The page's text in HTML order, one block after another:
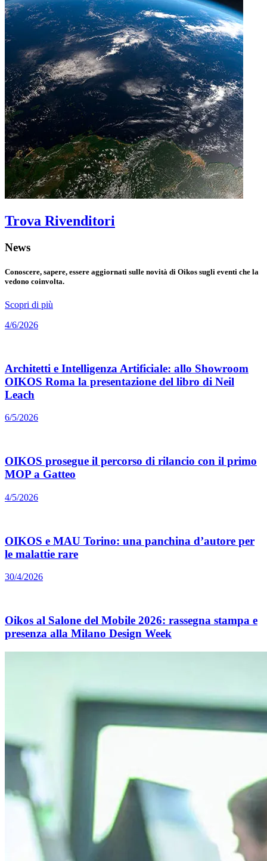
Trova Rivenditori
News
Conoscere, sapere, essere aggiornati sulle novità di Oikos sugli eventi che la
vedono coinvolta.
Scopri di più
4/6/2026
Architetti e Intelligenza Artificiale: allo Showroom
OIKOS Roma la presentazione del libro di Neil
Leach
6/5/2026
OIKOS prosegue il percorso di rilancio con il primo
MOP a Gatteo
4/5/2026
OIKOS e MAU Torino: una panchina d’autore per
le malattie rare
30/4/2026
Oikos al Salone del Mobile 2026: rassegna stampa e
presenza alla Milano Design Week